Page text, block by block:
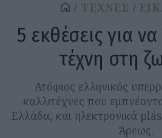
ΤΕΧΝΕΣ
5 εκθέσεις για
τέχνη στη
Ατόφιος ελληνικός
καλλιτέχνες που
Ελλάδα, και ηλεκτρονικά
Άρεως.